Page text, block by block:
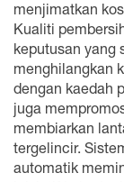
menjimatkan
Kualiti
keputusan yang
menghilangkan
dengan kaedah
juga
membiarkan
tergelincir.
automatik